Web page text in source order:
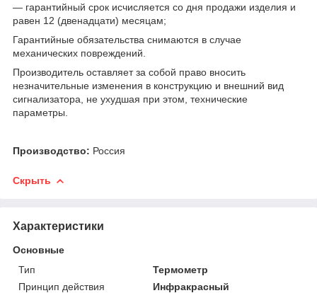
— гарантийный срок исчисляется со дня продажи изделия и
равен 12 (двенадцати) месяцам;
Гарантийные обязательства снимаются в случае
механических повреждений.
Производитель оставляет за собой право вносить
незначительные изменения в конструкцию и внешний вид
сигнализатора, не ухудшая при этом, технические
параметры.
Производство: Россия
Скрыть
Характеристики
Основные
Тип
Термометр
Принцип действия
Инфракрасный